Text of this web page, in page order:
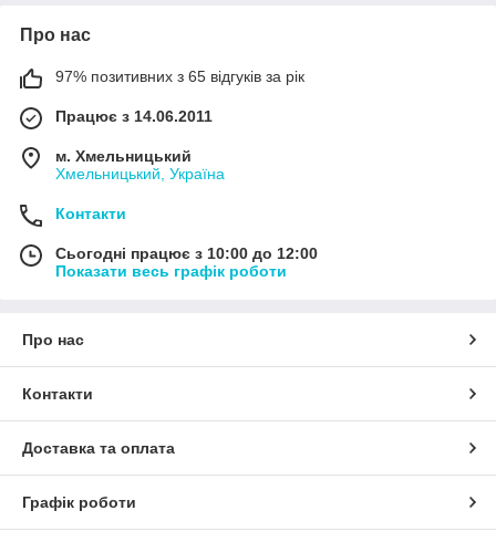
Про нас
97% позитивних з 65 відгуків за рік
Працює з 14.06.2011
м. Хмельницький
Хмельницький, Україна
Контакти
Сьогодні працює з 10:00 до 12:00
Показати весь графік роботи
Про нас
Контакти
Доставка та оплата
Графік роботи